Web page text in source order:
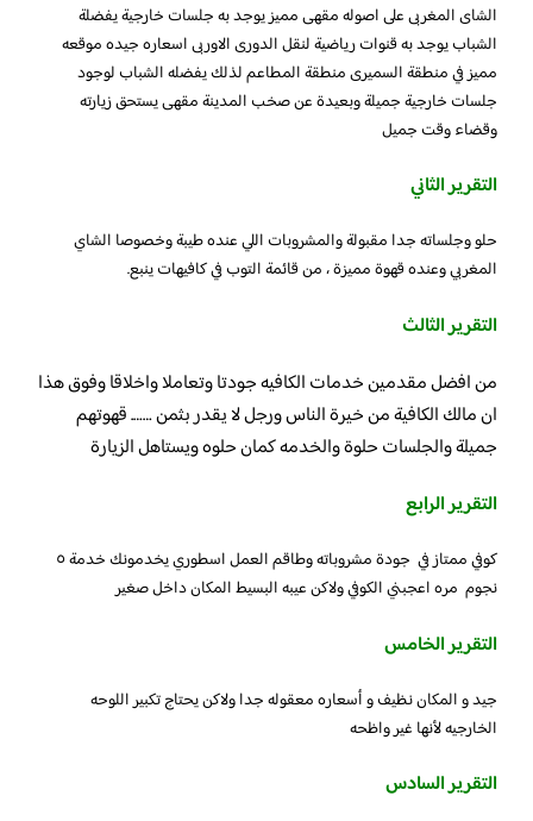
الشاى المغربى على اصوله مقهى مميز يوجد به جلسات خارجية يفضلة
الشباب يوجد به قنوات رياضية لنقل الدورى الاوربى اسعاره جيده موقعه
مميز في منطقة السميرى منطقة المطاعم لذلك يفضله الشباب لوجود
جلسات خارجية جميلة وبعيدة عن صخب المدينة مقهى يستحق زيارته
وقضاء وقت جميل
التقرير الثاني
حلو وجلساته جدا مقبولة والمشروبات اللي عنده طيبة وخصوصا الشاي
المغربي وعنده قهوة مميزة ، من قائمة التوب في كافيهات ينبع.
التقرير الثالث
من افضل مقدمين خدمات الكافيه جودتا وتعاملا واخلاقا وفوق هذا
ان مالك الكافية من خيرة الناس ورجل لا يقدر بثمن ……. قهوتهم
جميلة والجلسات حلوة والخدمه كمان حلوه ويستاهل الزيارة
التقرير الرابع
كوفي ممتاز في جودة مشروباته وطاقم العمل اسطوري يخدمونك خدمة ٥
نجوم مره اعجبني الكوفي ولاكن عيبه البسيط المكان داخل صغير
التقرير الخامس
جيد و المكان نظيف و أسعاره معقوله جدا ولاكن يحتاج تكبير اللوحه
الخارجيه لأنها غير واظحه
التقرير السادس